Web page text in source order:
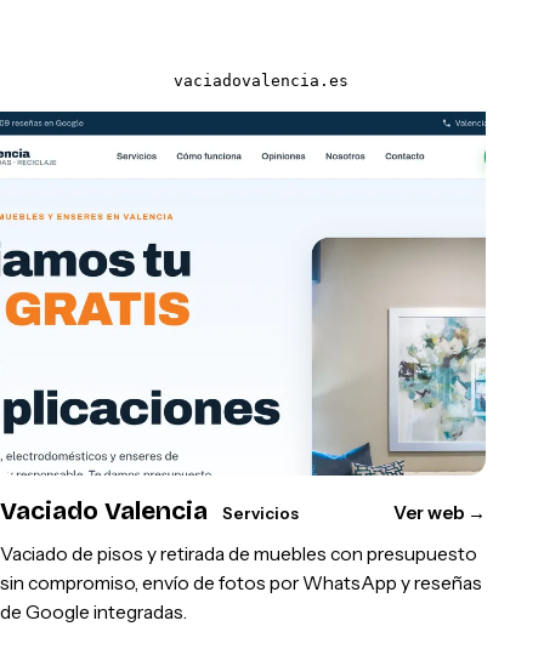
vaciadovalencia.es
Vaciado Valencia Servicios Ver web →
Vaciado de pisos y retirada de muebles con presupuesto
sin compromiso, envío de fotos por WhatsApp y reseñas
de Google integradas.